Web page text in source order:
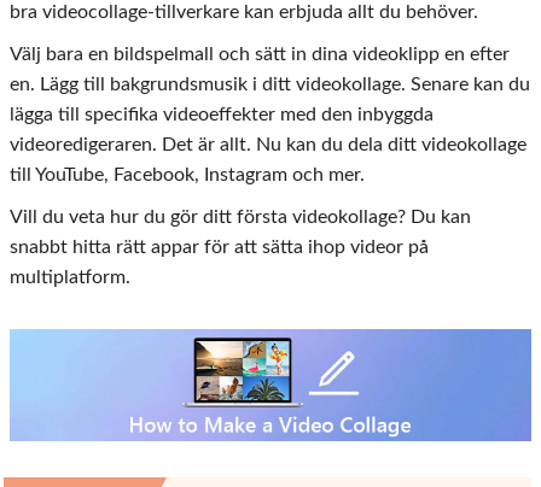
bra videocollage-tillverkare kan erbjuda allt du behöver.
Välj bara en bildspelmall och sätt in dina videoklipp en efter
en. Lägg till bakgrundsmusik i ditt videokollage. Senare kan du
lägga till specifika videoeffekter med den inbyggda
videoredigeraren. Det är allt. Nu kan du dela ditt videokollage
till YouTube, Facebook, Instagram och mer.
Vill du veta hur du gör ditt första videokollage? Du kan
snabbt hitta rätt appar för att sätta ihop videor på
multiplatform.